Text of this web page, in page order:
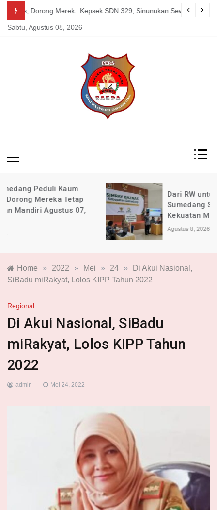
content
Tetap Berkarya dan Mandiri Agustus 07, 2026
Kepsek SDN 329, Sinunukan Sewa Preman Halau LSM
Sabtu, Agustus 08, 2026
Dari RW untuk Sesama: Cara BAZNAS
Sumedang Sulap Infak Warga Jadi
Kekuatan Mandiri
Agustus 8, 2026
Home » 2022 » Mei » 24 »
Di Akui Nasional,
SiBadu miRakyat, Lolos KIPP Tahun 2022
Regional
Di Akui Nasional, SiBadu
miRakyat, Lolos KIPP Tahun
2022
admin Mei 24, 2022